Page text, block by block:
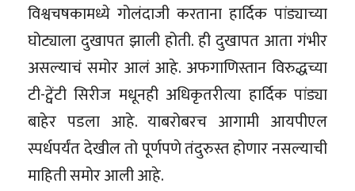
विश्वचषकामध्ये गोलंदाजी करताना हार्दिक पांड्याच्या
घोट्याला दुखापत झाली होती. ही दुखापत आता गंभीर
असल्याचं समोर आलं आहे. अफगाणिस्तान विरुद्धच्या
टी-ट्वेंटी सिरीज मधूनही अधिकृतरीत्या हार्दिक पांड्या
बाहेर पडला आहे. याबरोबरच आगामी आयपीएल
स्पर्धपर्यंत देखील तो पूर्णपणे तंदुरुस्त होणार नसल्याची
माहिती समोर आली आहे.